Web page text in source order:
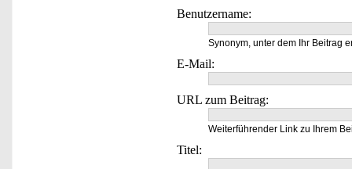
Benutzername:
Synonym, unter dem Ihr Beitrag
E-Mail:
URL zum Beitrag:
Weiterführender Link zu Ihrem
Titel: